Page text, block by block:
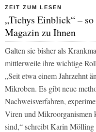
ZEIT ZUM LESEN
„Tichys Einblick“ –
Magazin zu Ihnen
Galten sie bisher als
mittlerweile ihre wichtige
„Seit etwa einem Jahrzehnt
Mikroben. Es gibt neue
Nachweisverfahren,
Viren und Mikroorganismen
sind,“ schreibt Karin Mölling